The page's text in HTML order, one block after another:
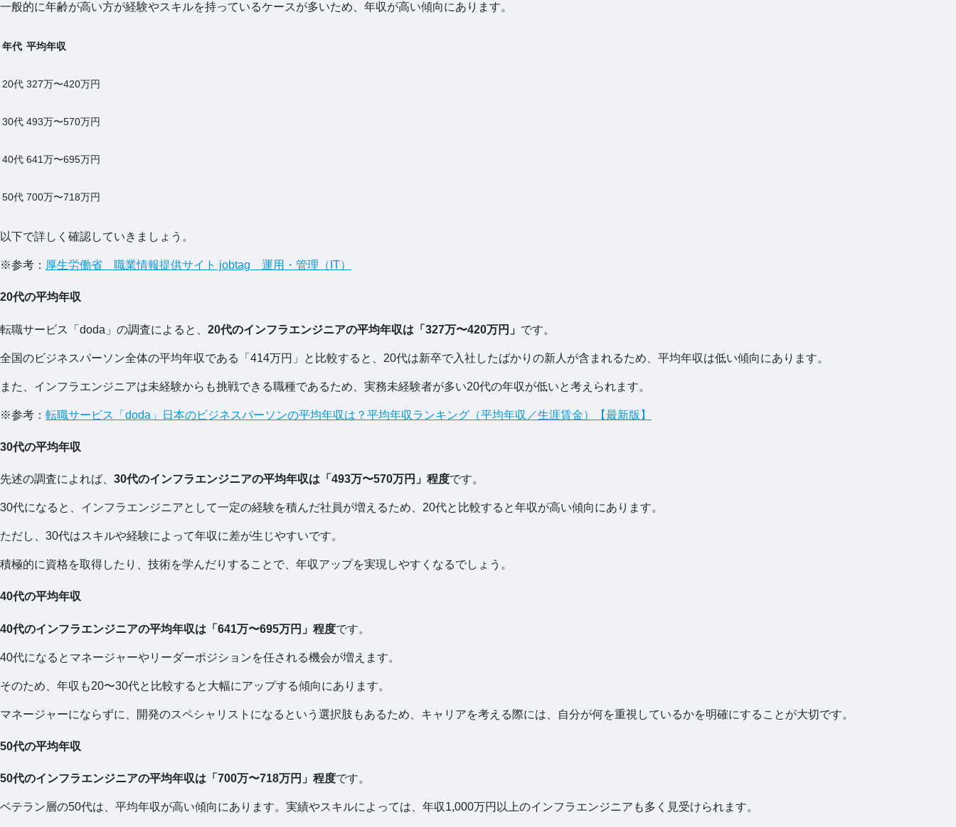
一般的に年齢が高い方が経験やスキルを持っているケースが多いため、年収が高い傾向にあります。
年代 平均年収
20代 327万〜420万円
30代 493万〜570万円
40代 641万〜695万円
50代 700万〜718万円
以下で詳しく確認していきましょう。
※参考： 厚生労働省 職業情報提供サイト jobtag 運用・管理（IT）
20代の平均年収
転職サービス「doda」の調査によると、 20代のインフラエンジニアの平均年収は「327万〜420万円」 です。
全国のビジネスパーソン全体の平均年収である「414万円」と比較すると、20代は新卒で入社したばかりの新人が含まれるため、平均年収は低い傾向にあります。
また、インフラエンジニアは未経験からも挑戦できる職種であるため、実務未経験者が多い20代の年収が低いと考えられます。
※参考： 転職サービス「doda」日本のビジネスパーソンの平均年収は？平均年収ランキング（平均年収／生涯賃金）【最新版】
30代の平均年収
先述の調査によれば、 30代のインフラエンジニアの平均年収は「493万〜570万円」程度です。
30代になると、インフラエンジニアとして一定の経験を積んだ社員が増えるため、20代と比較すると年収が高い傾向にあります。
ただし、30代はスキルや経験によって年収に差が生じやすいです。
積極的に資格を取得したり、技術を学んだりすることで、年収アップを実現しやすくなるでしょう。
40代の平均年収
40代のインフラエンジニアの平均年収は「641万〜695万円」程度です。
40代になるとマネージャーやリーダーポジションを任される機会が増えます。
そのため、年収も20〜30代と比較すると大幅にアップする傾向にあります。
マネージャーにならずに、開発のスペシャリストになるという選択肢もあるため、キャリアを考える際には、自分が何を重視しているかを明確にすることが大切です。
50代の平均年収
50代のインフラエンジニアの平均年収は「700万〜718万円」程度です。
ベテラン層の50代は、平均年収が高い傾向にあります。実績やスキルによっては、年収1,000万円以上のインフラエンジニアも多く見受けられます。